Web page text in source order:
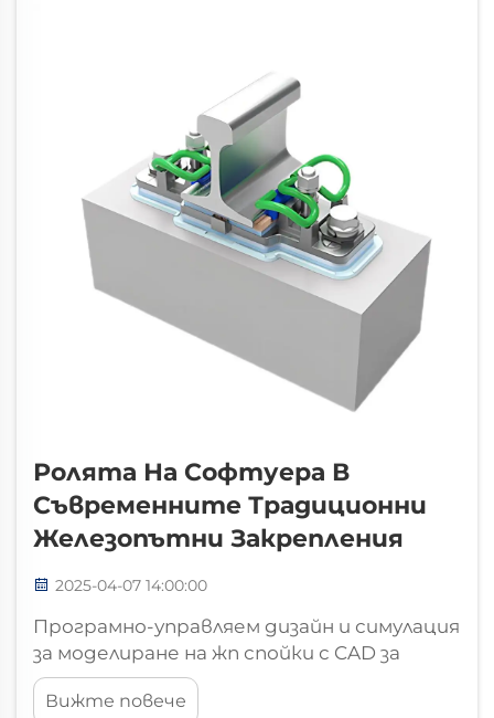
Ролята На Софтуера В
Съвременните Традиционни
Железопътни Закрепления
2025-04-07 14:00:00
Програмно-управляем дизайн и симулация
за моделиране на жп спойки с CAD за
прецизно инженерство на спойки.
Напреднахналото моделиране с CAD е
Вижте повече